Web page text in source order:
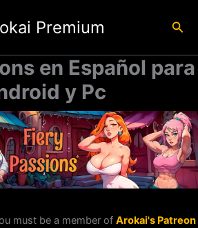
Premium
en Español para
y Pc
must be a member of Arokai's Patreon